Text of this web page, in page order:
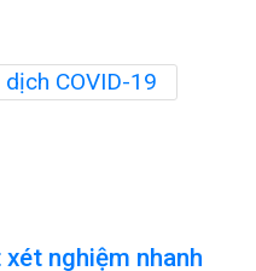
COVID-19
nghiệm nhanh